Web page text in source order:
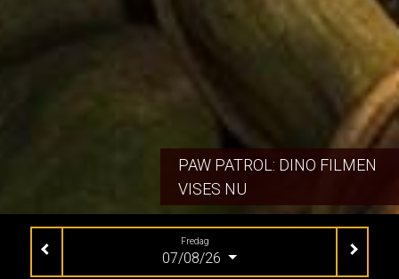
PAW PATROL: DINO FILMEN
VISES NU
Fredag
07/08/26